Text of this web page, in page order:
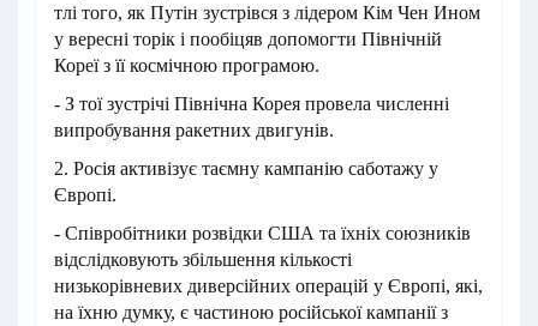
тлі того, як Путін зустрівся з лідером Кім Чен Ином
у вересні торік і пообіцяв допомогти Північній
Кореї з її космічною програмою.
- З тої зустрічі Північна Корея провела численні
випробування ракетних двигунів.
2. Росія активізує таємну кампанію саботажу у
Європі.
- Співробітники розвідки США та їхніх союзників
відслідковують збільшення кількості
низькорівневих диверсійних операцій у Європі, які,
на їхню думку, є частиною російської кампанії з